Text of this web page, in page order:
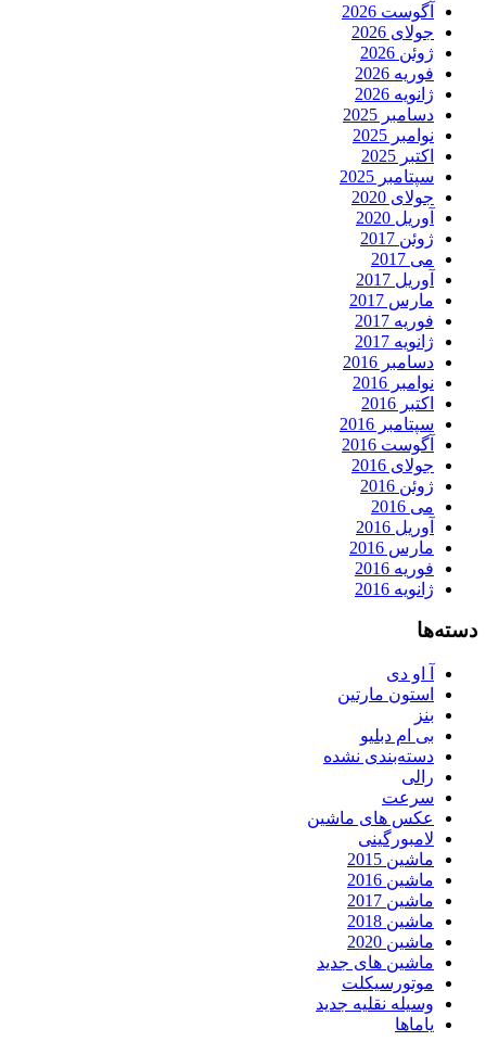
آگوست 2026
جولای 2026
ژوئن 2026
فوریه 2026
ژانویه 2026
دسامبر 2025
نوامبر 2025
اکتبر 2025
سپتامبر 2025
جولای 2020
آوریل 2020
ژوئن 2017
می 2017
آوریل 2017
مارس 2017
فوریه 2017
ژانویه 2017
دسامبر 2016
نوامبر 2016
اکتبر 2016
سپتامبر 2016
آگوست 2016
جولای 2016
ژوئن 2016
می 2016
آوریل 2016
مارس 2016
فوریه 2016
ژانویه 2016
دسته‌ها
آ او دی
استون مارتین
بنز
بی ام دبلیو
دسته‌بندی نشده
رالی
سرعت
عکس های ماشین
لامبورگینی
ماشین 2015
ماشین 2016
ماشین 2017
ماشین 2018
ماشین 2020
ماشین های جدید
موتورسیکلت
وسیله نقلیه جدید
یاماها